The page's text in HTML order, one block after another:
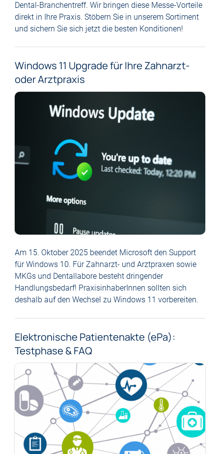
Dental-Branchentreff. Wir bringen diese Messe-Vorteile
direkt in Ihre Praxis. Stöbern Sie in unserem Sortiment
und sichern Sie sich jetzt die besten Konditionen!
Windows 11 Upgrade für Ihre Zahnarzt-
oder Arztpraxis
Am 15. Oktober 2025 beendet Microsoft den Support
für Windows 10. Für Zahnarzt- und Arztpraxen sowie
MKGs und Dentallabore besteht dringender
Handlungsbedarf! PraxisinhaberInnen sollten sich
deshalb auf den Wechsel zu Windows 11 vorbereiten.
Elektronische Patientenakte (ePa):
Testphase & FAQ